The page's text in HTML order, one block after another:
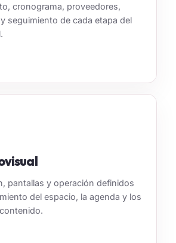
cronograma, proveedores,
seguimiento de cada etapa del
pantallas y operación definidos
del espacio, la agenda y los